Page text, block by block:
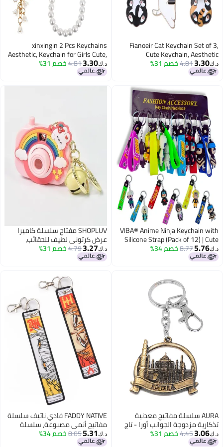
Fianoeir Cat Keychain Set of 3,
Cute Keychain, Aesthetic
Keychains for Girls, Keyrings &
Keychains
د.ك‏3.30
4.81خصم 31%
xinxingin 2 Pcs Keychains
Aesthetic, Keychain for Girls Cute,
Bag Charm for Handbags,
Backpacks, Phone Cases, Stylish
د.ك‏3.30
4.81خصم 31%
VIBA® Anime Ninja Keychain with
Silicone Strap (Pack of 12) | Cute
Anime Keyring for Kids & Teens |
Birthday Return Gift & Party Favor
د.ك‏5.76
8.77خصم 34%
SHOPLUV مفتاح سلسلة كاميرا
عرض كرتوني لطيف للحقائب،
السيارة، الدراجة والمنزل مع عرض
شرائح للصور الكرتونية وزر ضغط
د.ك‏3.27
4.79خصم 31%
AURA سلسلة مفاتيح معدنية
تذكارية مزدوجة الجوانب أورا - تاج
محل، قوطب مينار، هوا محل، چار
مينار، هدية توك توك، سلسلة
د.ك‏3.06
4.45خصم 31%
FADDY NATIVE فادي ناتيف سلسلة
مفاتيح أنمي مصبوغة، سلسلة
مفاتيح سيف مزدوج الحافة أنمي
د.ك‏5.31
8.05خصم 34%